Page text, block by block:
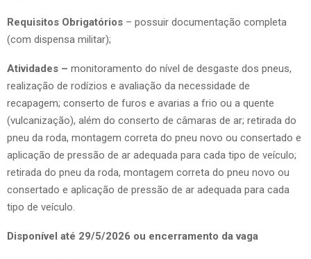
Requisitos Obrigatórios – possuir documentação completa
(com dispensa militar);
Atividades – monitoramento do nível de desgaste dos pneus,
realização de rodízios e avaliação da necessidade de
recapagem; conserto de furos e avarias a frio ou a quente
(vulcanização), além do conserto de câmaras de ar; retirada do
pneu da roda, montagem correta do pneu novo ou consertado e
aplicação de pressão de ar adequada para cada tipo de veículo;
retirada do pneu da roda, montagem correta do pneu novo ou
consertado e aplicação de pressão de ar adequada para cada
tipo de veículo.
Disponível até 29/5/2026 ou encerramento da vaga